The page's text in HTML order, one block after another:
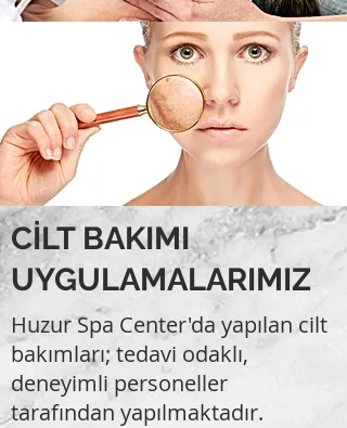
CİLT BAKIMI
UYGULAMALARIMIZ
Huzur Spa Center'da yapılan cilt
bakımları; tedavi odaklı,
deneyimli personeller
tarafından yapılmaktadır.